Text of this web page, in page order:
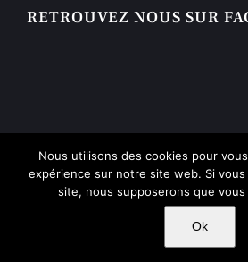
RETROUVEZ NOUS SUR
Lycée Melizan | 1908 -2026 | Tous
| Création
Nous utilisons des cookies pour
expérience sur notre site web. Si
site, nous supposerons que
Ok